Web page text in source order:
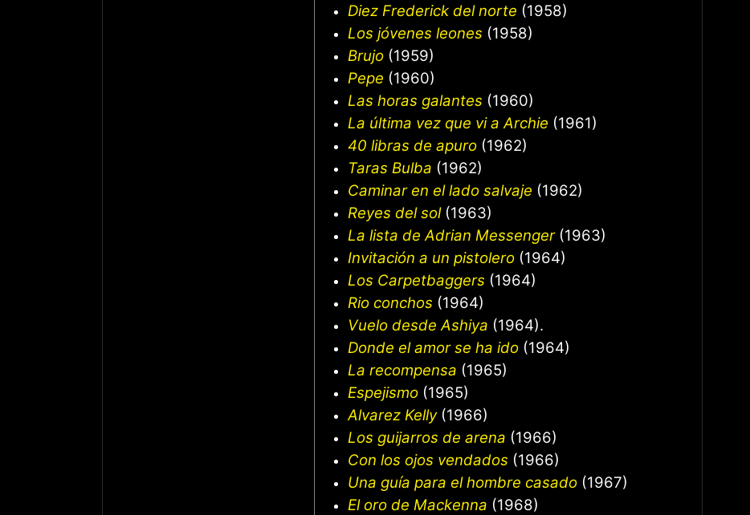
Diez Frederick del norte (1958)
Los jóvenes leones (1958)
Brujo (1959)
Pepe (1960)
Las horas galantes (1960)
La última vez que vi a Archie (1961)
40 libras de apuro (1962)
Taras Bulba (1962)
Caminar en el lado salvaje (1962)
Reyes del sol(1963)
La lista de Adrian Messenger(1963)
Invitación a un pistolero (1964)
Los Carpetbaggers (1964)
Rio conchos (1964)
Vuelo desde Ashiya (1964).
Donde el amor se ha ido (1964)
La recompensa (1965)
Espejismo (1965)
Alvarez Kelly(1966)
Los guijarros de arena (1966)
Con los ojos vendados (1966)
Una guía para el hombre casado (1967)
El oro de Mackenna (1968)